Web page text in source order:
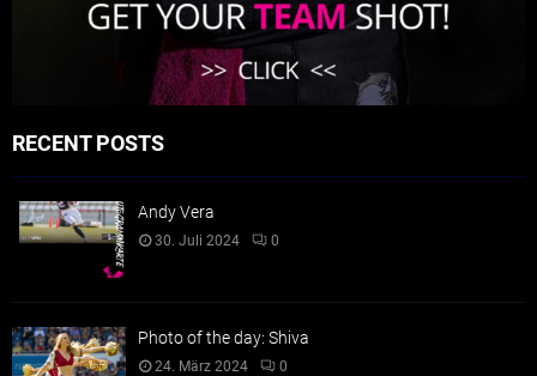
RECENT POSTS
Andy Vera
30. Juli 2024 0
Photo of the day: Shiva
24. März 2024 0